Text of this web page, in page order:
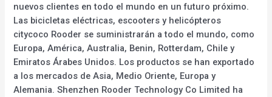
nuevos clientes en todo el mundo en un futuro próximo.
Las bicicletas eléctricas, escooters y helicópteros
citycoco Rooder se suministrarán a todo el mundo, como
Europa, América, Australia, Benin, Rotterdam, Chile y
Emiratos Árabes Unidos. Los productos se han exportado
a los mercados de Asia, Medio Oriente, Europa y
Alemania. Shenzhen Rooder Technology Co Limited ha